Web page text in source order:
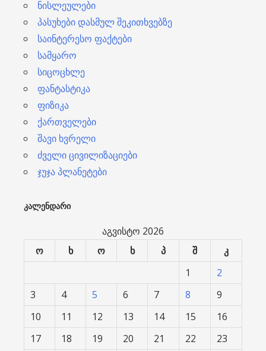
ნისლეულები
პასუხები დასმულ შეკითხვებზე
საინტერესო ფაქტები
სამყარო
სიცოცხლე
ფანტასტიკა
ფიზიკა
ქართველები
შავი ხვრელი
ძველი ცივილიზაციები
ჯუჯა პლანეტები
ᲙᲐᲚᲔᲜᲓᲐᲠᲘ
აგვისტო 2026
ო
ხ ო ხ პ შ
კ
1
2
3
4 5 6 7 8
9
10
11 12 13 14 15
16
17
18 19 20 21 22 23